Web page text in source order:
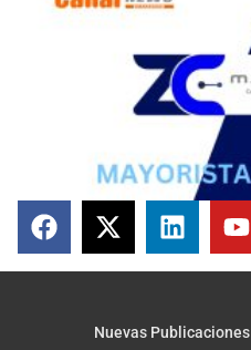
Nuevas Publicaciones